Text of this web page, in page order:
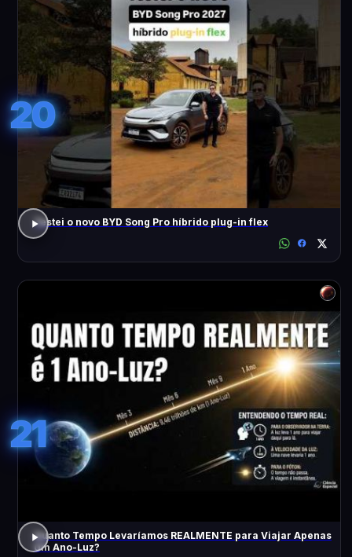
20
Testei o novo BYD Song Pro híbrido plug-in flex
21
Quanto Tempo Levaríamos REALMENTE para Viajar Apenas
Um Ano-Luz?